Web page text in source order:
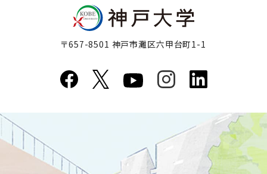
〒657-8501 神戸市灘区六甲台町1-1